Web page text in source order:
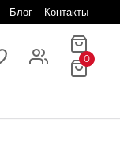
Блог Контакты
0